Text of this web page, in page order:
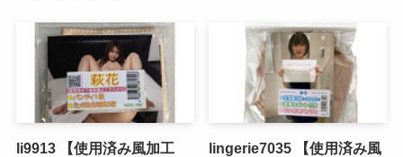
li9913 【使用済み風加工
lingerie7035 【使用済み風